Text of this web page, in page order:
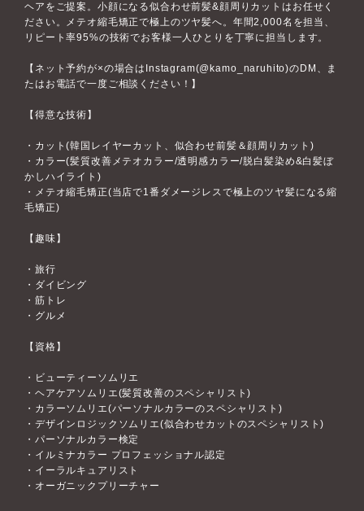
ヘアをご提案。小顔になる似合わせ前髪&顔周りカットはお任せく
ださい。メテオ縮毛矯正で極上のツヤ髪へ。年間2,000名を担当、
リピート率95%の技術でお客様一人ひとりを丁寧に担当します。
【ネット予約が×の場合はInstagram(@kamo_naruhito)のDM、ま
たはお電話で一度ご相談ください！】
【得意な技術】
・カット(韓国レイヤーカット、似合わせ前髪＆顔周りカット)
・カラー(髪質改善メテオカラー/透明感カラー/脱白髪染め&白髪ぼ
かしハイライト)
・メテオ縮毛矯正(当店で1番ダメージレスで極上のツヤ髪になる縮
毛矯正)
【趣味】
・旅行
・ダイビング
・筋トレ
・グルメ
【資格】
・ビューティーソムリエ
・ヘアケアソムリエ(髪質改善のスペシャリスト)
・カラーソムリエ(パーソナルカラーのスペシャリスト)
・デザインロジックソムリエ(似合わせカットのスペシャリスト)
・パーソナルカラー検定
・イルミナカラー プロフェッショナル認定
・イーラルキュアリスト
・オーガニックプリーチャー